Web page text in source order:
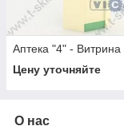
Аптека "4" -
Цену уточняйте
О нас